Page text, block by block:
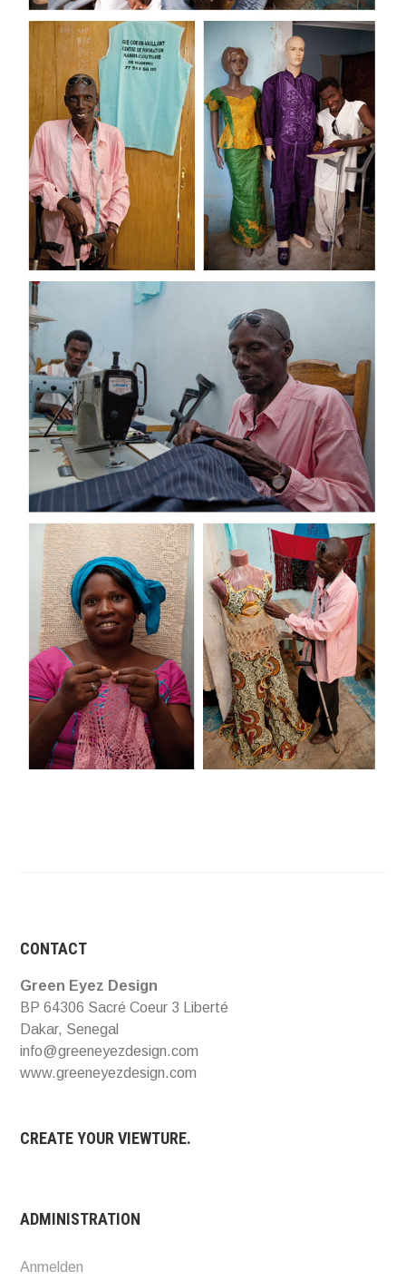
CONTACT
Green Eyez Design
BP 64306 Sacré Coeur 3 Liberté
Dakar, Senegal
info@greeneyezdesign.com
www.greeneyezdesign.com
CREATE YOUR VIEWTURE.
ADMINISTRATION
Anmelden